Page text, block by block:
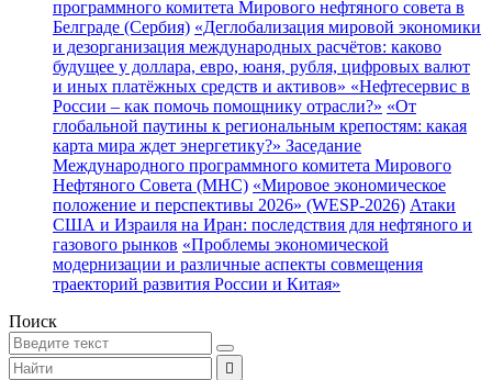
программного комитета Мирового нефтяного совета в
Белграде (Сербия) «Деглобализация мировой экономики
и дезорганизация международных расчётов: каково
будущее у доллара, евро, юаня, рубля, цифровых валют
и иных платёжных средств и активов» «Нефтесервис в
России – как помочь помощнику отрасли?» «От
глобальной паутины к региональным крепостям: какая
карта мира ждет энергетику?» Заседание
Международного программного комитета Мирового
Нефтяного Совета (МНС) «Мировое экономическое
положение и перспективы 2026» (WESP-2026) Атаки
США и Израиля на Иран: последствия для нефтяного и
газового рынков «Проблемы экономической
модернизации и различные аспекты совмещения
траекторий развития России и Китая»
Поиск